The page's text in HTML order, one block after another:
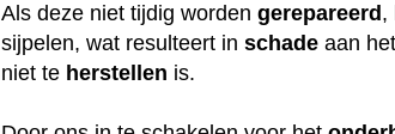
Als deze niet tijdig wordengerepareerd ,
sijpelen, wat resulteert inschade aan het
niet te herstellen is.